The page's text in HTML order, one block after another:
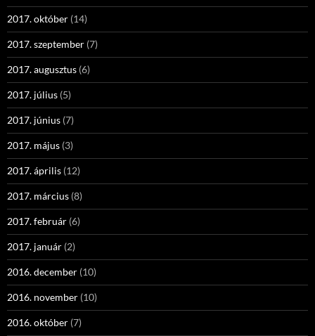
2017. október (14)
2017. szeptember (7)
2017. augusztus (6)
2017. július (5)
2017. június (7)
2017. május (3)
2017. április (12)
2017. március (8)
2017. február (6)
2017. január (2)
2016. december (10)
2016. november (10)
2016. október (7)